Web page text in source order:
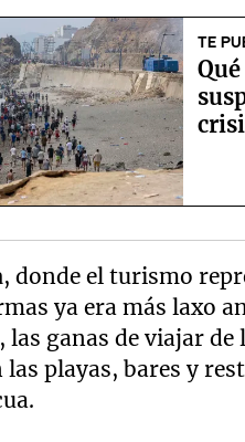
TE
, donde el turismo
ya era más laxo
las ganas de viajar
playas, bares y